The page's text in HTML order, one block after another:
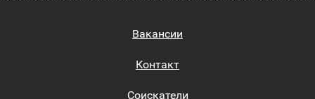
Вакансии
Контакт
Соискатели